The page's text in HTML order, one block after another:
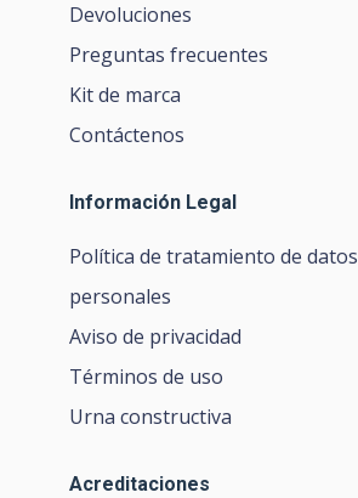
Devoluciones
Preguntas frecuentes
Kit de marca
Contáctenos
Información Legal
Política de tratamiento de datos
personales
Aviso de privacidad
Términos de uso
Urna constructiva
Acreditaciones